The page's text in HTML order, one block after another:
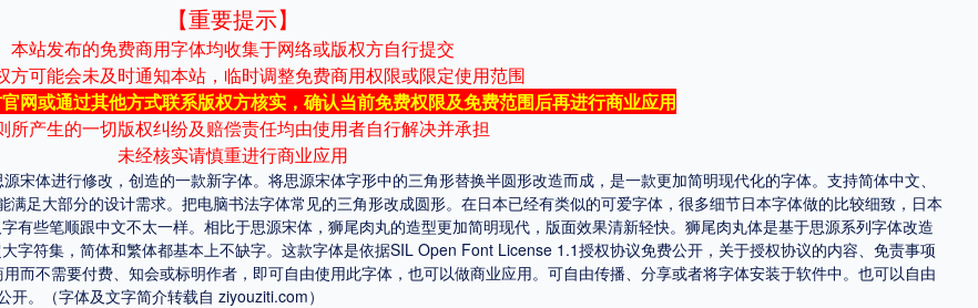
适用电脑 适用手机 中国大陆
用途也需购买商用授权！不能在线购买的请联系版权方，联系不到版权方不要商用，有侵权风险！
【重要提示】
本站发布的免费商用字体均收集于网络或版权方自行提交
方可能会未及时通知本站，临时调整免费商用权限或限定使用范围
网或通过其他方式联系版权方核实，确认当前免费权限及免费范围后再进行商业应用
所产生的一切版权纠纷及赔偿责任均由使用者自行解决并承担
未经核实请慎重进行商业应用
宋体进行修改，创造的一款新字体。将思源宋体字形中的三角形替换半圆形改造而成，是一款更加简明现代化的字体。支持简体中文、
足大部分的设计需求。把电脑书法字体常见的三角形改成圆形。在日本已经有类似的可爱字体，很多细节日本字体做的比较细致，日本
有些笔顺跟中文不太一样。相比于思源宋体，狮尾肉丸的造型更加简明现代，版面效果清新轻快。狮尾肉丸体是基于思源系列字体改造
字符集，简体和繁体都基本上不缺字。这款字体是依据SIL Open Font License 1.1授权协议免费公开，关于授权协议的内容、免责事项
而不需要付费、知会或标明作者，即可自由使用此字体，也可以做商业应用。可自由传播、分享或者将字体安装于软件中。也可以自由
开。（字体及文字简介转载自 ziyouziti.com）